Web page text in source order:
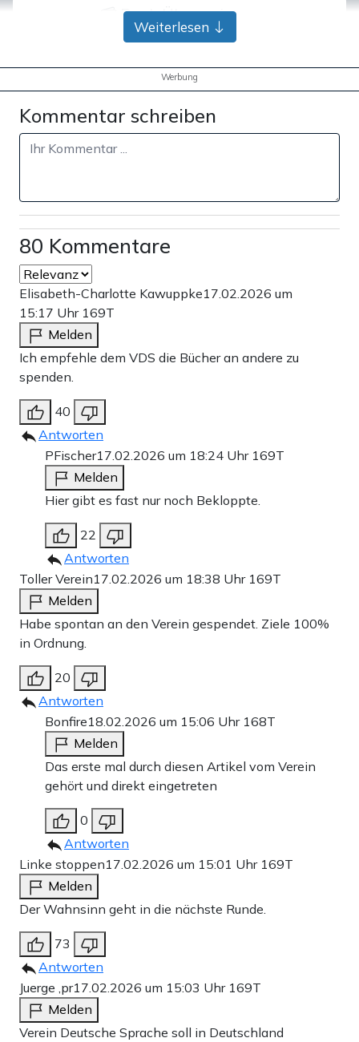
Bank-Überweisung
Weiterlesen
Werbung
Kommentar schreiben
80 Kommentare
Elisabeth-Charlotte Kawuppke17.02.2026 um
15:17 Uhr 169T
Melden
Ich empfehle dem VDS die Bücher an andere zu
spenden.
40
Antworten
PFischer17.02.2026 um 18:24 Uhr 169T
Melden
Hier gibt es fast nur noch Bekloppte.
22
Antworten
Toller Verein17.02.2026 um 18:38 Uhr 169T
Melden
Habe spontan an den Verein gespendet. Ziele 100%
in Ordnung.
20
Antworten
Bonfire18.02.2026 um 15:06 Uhr 168T
Melden
Das erste mal durch diesen Artikel vom Verein
gehört und direkt eingetreten
0
Antworten
Linke stoppen17.02.2026 um 15:01 Uhr 169T
Melden
Der Wahnsinn geht in die nächste Runde.
73
Antworten
Juerge ,pr17.02.2026 um 15:03 Uhr 169T
Melden
Verein Deutsche Sprache soll in Deutschland